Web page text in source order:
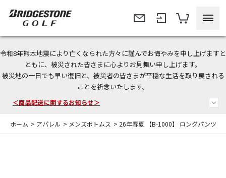
令和8年熊本地震により亡くなられた方々に謹んでお悔やみを申し上げますと
ともに、被災された皆さまに心よりお見舞い申し上げます。
被災地の一日でも早い復旧と、被災者の皆さまが平穏な生活を取り戻される
ことを祈念いたします。
今なら新規会員登録で1,000円OFFクーポンプレゼント！
＜商品配送に関するお知らせ＞
ホーム > アパレル > メンズボトムス > 26年春夏 【B-1000】 ロングパンツ